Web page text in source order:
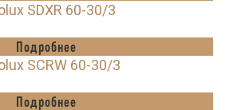
SDXR 60-30/3
Подробнее
SCRW 60-30/3
Подробнее